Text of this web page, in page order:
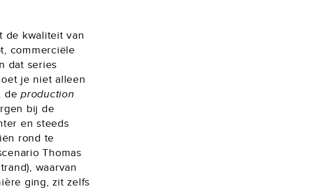
de kwaliteit van
commerciële
dat series
je niet alleen
deproduction
bij de
en steeds
rond te
Thomas
waarvan
ging, zit zelfs